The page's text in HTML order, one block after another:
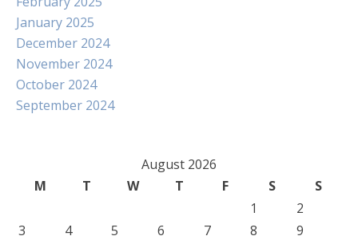
January 2025
December 2024
November 2024
October 2024
September 2024
August 2026
M
T W T F S
S
1
2
3
4 5 6 7 8
9